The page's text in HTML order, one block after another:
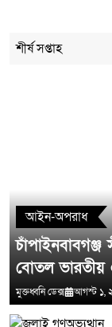
শীর্ষ সপ্তাহ
আইন-অপরাধ
চাঁপাইনবাবগঞ্জ
বোতল ভারতীয়
মুক্তধ্বনি ডেক্স আগস্ট ১,